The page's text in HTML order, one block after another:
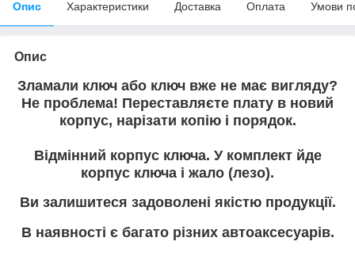
Опис Характеристики Доставка Оплата Умови
Опис
Зламали ключ або ключ вже не має вигляду?
Не проблема! Переставляєте плату в новий
корпус, нарізати копію і порядок.
Відмінний корпус ключа. У комплект йде
корпус ключа і жало (лезо).
Ви залишитеся задоволені якістю продукції.
В наявності є багато різних автоаксесуарів.